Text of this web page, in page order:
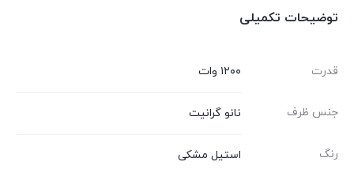
توضیحات تکمیلی
قدرت ۱۲۰۰ وات
جنس ظرف نانو گرانیت
رنگ استیل مشکی